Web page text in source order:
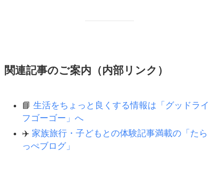
関連記事のご案内（内部リンク）
📘 生活をちょっと良くする情報は「グッドライ
フゴーゴー」へ
✈️ 家族旅行・子どもとの体験記事満載の「たら
っぺブログ」